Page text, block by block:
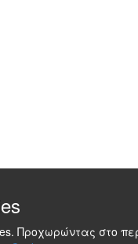
Προχωρώντας στο